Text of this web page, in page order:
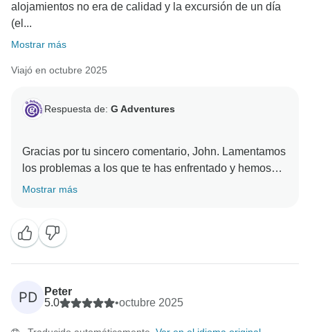
alojamientos no era de calidad y la excursión de un día
(el...
Mostrar más
Viajó en octubre 2025
Respuesta de: G Adventures
Gracias por tu sincero comentario, John. Lamentamos
los problemas a los que te has enfrentado y hemos
transmitido tus comentarios a los equipos pertinentes
Mostrar más
PD
Peter
5.0
•octubre 2025